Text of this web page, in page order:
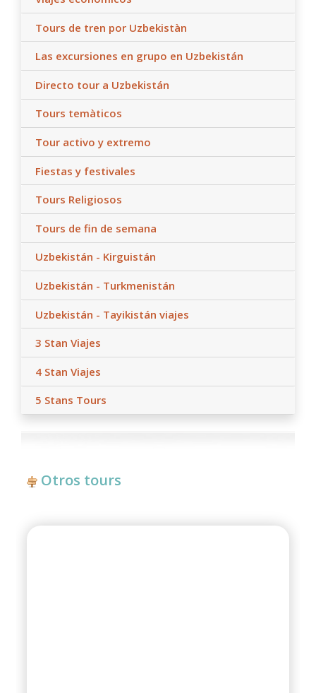
Tours de tren por Uzbekistàn
Las excursiones en grupo en Uzbekistán
Directo tour a Uzbekistán
Tours temàticos
Tour activo y extremo
Fiestas y festivales
Tours Religiosos
Tours de fin de semana
Uzbekistán - Kirguistán
Uzbekistán - Turkmenistán
Uzbekistán - Tayikistán viajes
3 Stan Viajes
4 Stan Viajes
5 Stans Tours
Otros tours